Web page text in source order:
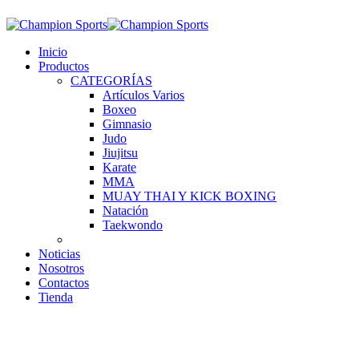
Inicio
Productos
CATEGORÍAS
Artículos Varios
Boxeo
Gimnasio
Judo
Jiujitsu
Karate
MMA
MUAY THAI Y KICK BOXING
Natación
Taekwondo
Noticias
Nosotros
Contactos
Tienda